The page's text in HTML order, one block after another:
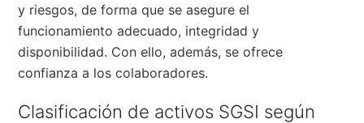
y riesgos, de forma que se asegure el
funcionamiento adecuado, integridad y
disponibilidad. Con ello, además, se ofrece
confianza a los colaboradores.
Clasificación de activos SGSI según